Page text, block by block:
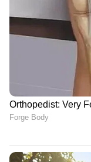
പോലും